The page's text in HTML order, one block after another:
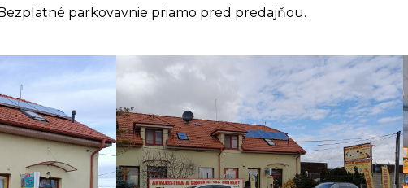
parkovavnie priamo pred predajňou.